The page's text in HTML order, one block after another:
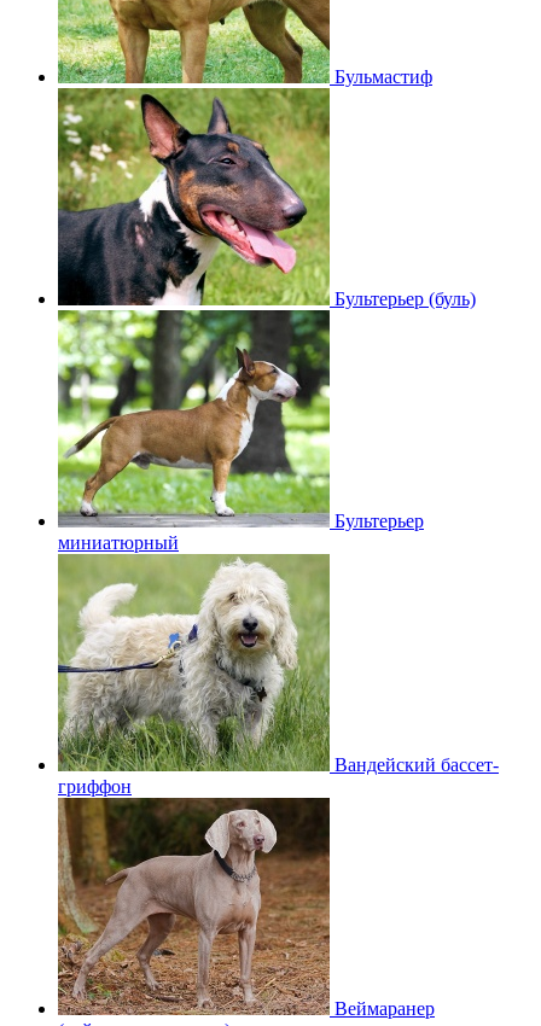
Бульмастиф
Бультерьер (буль)
Бультерьер
миниатюрный
Вандейский бассет-
гриффон
Веймаранер